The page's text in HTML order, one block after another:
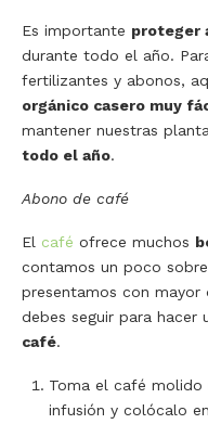
Es importante proteger
durante todo el año.
fertilizantes y abonos,
orgánico casero muy
mantener nuestras
todo el año.
Abono de café
El café ofrece muchos
contamos un poco
presentamos con mayor
debes seguir para hacer
café.
Toma el café molido
infusión y colócalo